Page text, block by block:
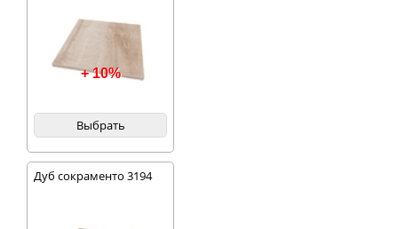
+ 10%
Выбрать
Дуб сокраменто 3194